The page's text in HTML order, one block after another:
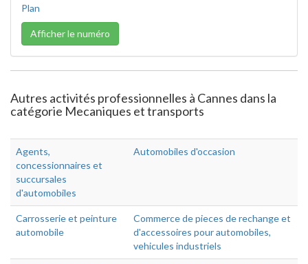
Plan
Afficher le numéro
Autres activités professionnelles à Cannes dans la
catégorie Mecaniques et transports
Agents,
concessionnaires et
succursales
d'automobiles
Automobiles d'occasion
Carrosserie et peinture
automobile
Commerce de pieces de rechange et
d'accessoires pour automobiles,
vehicules industriels